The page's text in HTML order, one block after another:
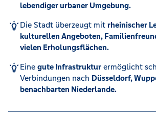
lebendiger urbaner Umgebung.
Die Stadt überzeugt mit rheinischer
kulturellen Angeboten,
vielen Erholungsflächen.
Eine gute Infrastrukturermöglicht
Verbindungen nach Düsseldorf,
benachbarten Niederlande.